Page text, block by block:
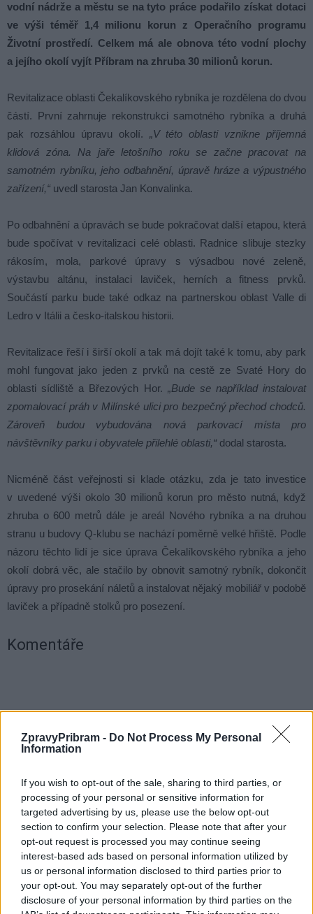
ZpravyPribram - Do Not Process My Personal
Information
If you wish to opt-out of the sale, sharing to third parties, or
processing of your personal or sensitive information for
targeted advertising by us, please use the below opt-out
section to confirm your selection. Please note that after your
opt-out request is processed you may continue seeing
interest-based ads based on personal information utilized by
us or personal information disclosed to third parties prior to
your opt-out. You may separately opt-out of the further
disclosure of your personal information by third parties on the
vodní nádrže a městu se na tyto práce podařilo získat dotaci
ve výši téměř 1,4 milionu korun z Operačního programu
Životní prostředí. Celkem má ale obnova této vodní plochy
a jejího okolí vyjít Příbram na zhruba 30 milionů korun.
Revitalizace oblasti Čekalíkovského rybníka je rozdělena do dvou
částí. První zahrnuje rekonstrukci samotného rybníka a druhá
pak rozsáhlou úpravu okolí. „V této oblasti vznikne příjemná
klidová zóna. Na jaře letošního roku se začne pracovat na
samotném rybníku, jeho odbahnění, úpravě hráze a výpustného
zařízení,“ uvedl starosta Jan Konvalinka.
Po odbahnění a úpravách se bude pokračovat další etapou, která
bude spočívat v revitalizaci celé oblasti. Radnice slibuje stezky
rákosím, mola, parkové úpravy s výsadbou nové zeleně,
výstavbu altánu, instalaci laviček, herních a fitness prvků.
Součástí parku bude také odkaz na partnerskou oblast Valle di
Ledro v Itálii a česko-italskou historii.
Revitalizace řeší i širší okolí a tak má dojít také k tomu, aby park
mohl fungovat jako jeden z prvků na cestě ze Svaté Hory do
oblasti sídliště a Březových Hor. „Bude se například instalovat
zpomalovací práh v Milínské ulici pro bezpečný přechod chodců.
Zároveň budou vybudována nová parkovací místa pro
návštěvníky parku i obyvatele přilehlé oblasti,“ dodal starosta.
Nicméně část veřejnosti si klade otázku, zda je tato investice
v uvedené výši okolo 30 milionů korun pro město nutná, když
zhruba o 600 metrů dále je areál Nového rybníka a na druhou
stranu u budovy Q-klubu se nachází poměrně velké hřiště. Podle
názoru těchto lidí je sice úprava Čekalíkovského rybníka a jeho
okolí dobrá věc, ale stačilo by obnovit samotný rybník, dokončit
úpravy pro prosekání náletů a instalovat nějaký mobiliář v podobě
laviček a případně stolků pro posezení.
Komentáře
Zelená páteř
Předchozí článek
Proluka v centru Dobříše je po
Následující článek
Jaké budou hlavní investice